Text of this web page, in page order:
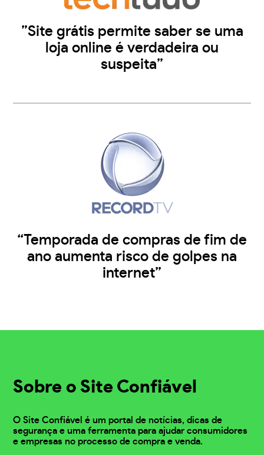
”Site grátis permite saber se uma
loja online é verdadeira ou
suspeita”
“Temporada de compras de fim de
ano aumenta risco de golpes na
internet”
Sobre o Site Confiável
O Site Confiável é um portal de notícias, dicas de
segurança e uma ferramenta para ajudar consumidores
e empresas no processo de compra e venda.